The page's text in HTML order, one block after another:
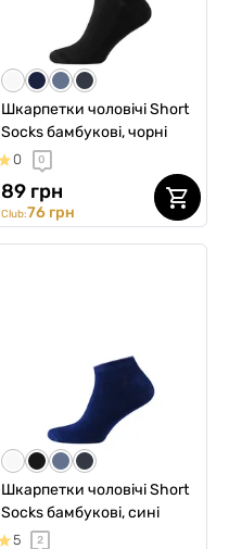
Шкарпетки чоловічі Short
Socks бамбукові, чорні
0 0
89 грн
Club:76 грн
Шкарпетки чоловічі Short
Socks бамбукові, сині
5 2